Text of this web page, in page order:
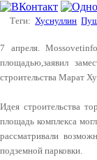
Теги: Хуснуллин
7 апреля.
площадью,заявил
строительства Марат
Идея строительства
площадь комплекса
рассматривали
подземной парковки.